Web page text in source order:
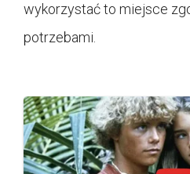
wykorzystać to miejsce
potrzebami.